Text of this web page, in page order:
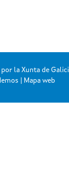
la Xunta de
Mapa web